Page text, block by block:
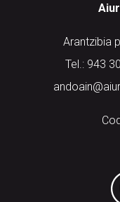
Arantzibia
Tel.: 943